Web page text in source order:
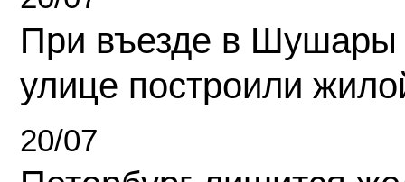
При въезде в Шушары
улице построили
20/07